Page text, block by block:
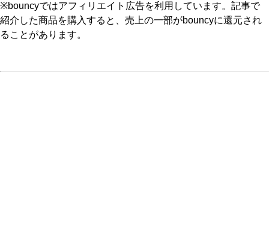
※bouncyではアフィリエイト広告を利用しています。記事で
紹介した商品を購入すると、売上の一部がbouncyに還元され
ることがあります。